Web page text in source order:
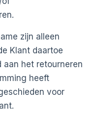
zijn alleen
Klant daartoe
aan het retourneren
heeft
voor